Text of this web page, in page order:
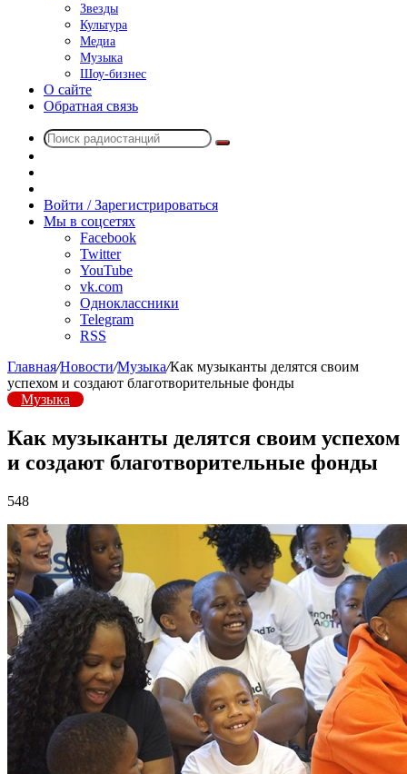
Звезды
Культура
Медиа
Музыка
Шоу-бизнес
О сайте
Обратная связь
Поиск
радио
Войти / Зарегистрироваться
Мы в соцсетях
Facebook
Twitter
YouTube
vk.com
Одноклассники
Telegram
RSS
Главная/Новости/Музыка/Как музыканты делятся своим
успехом и создают благотворительные фонды
Музыка
Как музыканты делятся своим успехом
и создают благотворительные фонды
548